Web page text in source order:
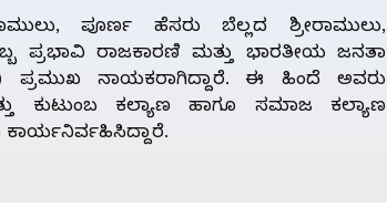
ಪೂರ್ಣ ಹೆಸರು ಬೆಲ್ಲದ ಶ್ರೀರಾಮುಲು,
ಪ್ರಭಾವಿ ರಾಜಕಾರಣಿ ಮತ್ತು ಭಾರತೀಯ ಜನತಾ
ಪ್ರಮುಖ ನಾಯಕರಾಗಿದ್ದಾರೆ. ಈ ಹಿಂದೆ ಅವರು
ಕುಟುಂಬ ಕಲ್ಯಾಣ ಹಾಗೂ ಸಮಾಜ ಕಲ್ಯಾಣ